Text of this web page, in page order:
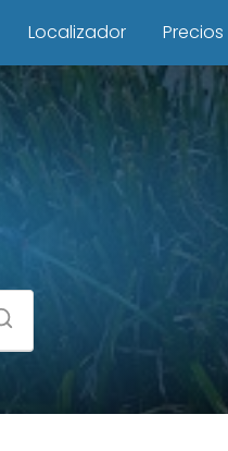
Localizador Precios